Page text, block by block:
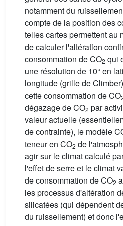
notamment du
compte de la position des
telles cartes permettent au
de calculer l'altération
consommation de CO2 qui
une résolution de 10° en
longitude (grille de
cette consommation de CO
dégazage de CO2 par
valeur actuelle
de contrainte), le modèle
teneur en CO2 de
agir sur le climat calculé
l'effet de serre et le climat
de consommation de CO2
les processus d'altération
silicatées (qui dépendent
du ruissellement) et donc